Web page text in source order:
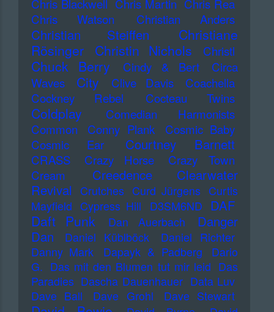
Chris Blackwell Chris Martin Chris Rea
Chris Watson
Christian Anders
Christian Steiffen
Christiane
Rösinger
Christin Nichols Christl
Chuck Berry Cindy & Bert
Circa
Waves
City Clive Davis
Coachella
Cockney Rebel
Cocteau Twins
Coldplay
Comedian Harmonists
Common
Conny Plank
Cosmic Baby
Cosmic Ear
Courtney Barnett
CRASS Crazy Horse
Crazy Town
Cream
Creedence Clearwater
Revival
Crutches Curd Jürgens Curtis
Mayfield Cypress Hill D3SM6ND DAF
Daft Punk Dan Auerbach
Danger
Dan
Daniel Küblböck
Daniel Richter
Danny Mark
Dapayk & Padberg
Dario
G. Das mit den Blumen tut mir leid Das
Paradies Dascha Dauenhauer Data Luv
Dave Ball
Dave Grohl Dave Stewart